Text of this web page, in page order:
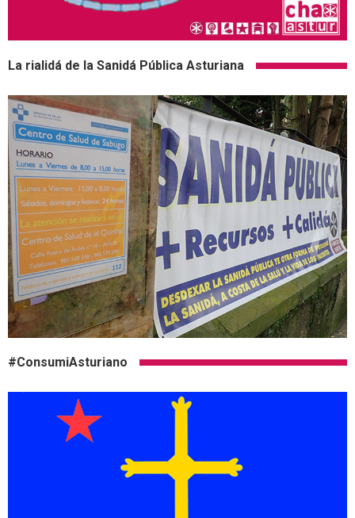
La rialidá de la Sanidá Pública Asturiana
#ConsumiAsturiano